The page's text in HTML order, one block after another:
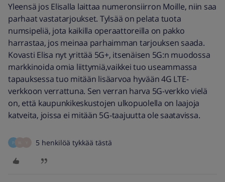
Yleensä jos Elisalla laittaa numeronsiirron Moille, niin saa
parhaat vastatarjoukset. Tylsää on pelata tuota
numsipeliä, jota kaikilla operaattoreilla on pakko
harrastaa, jos meinaa parhaimman tarjouksen saada.
Kovasti Elisa nyt yrittää 5G+, itsenäisen 5G:n muodossa
markkinoida omia liittymiä,vaikkei tuo useammassa
tapauksessa tuo mitään lisäarvoa hyvään 4G LTE-
verkkoon verrattuna. Sen verran harva 5G-verkko vielä
on, että kaupunkikeskustojen ulkopuolella on laajoja
katveita, joissa ei mitään 5G-taajuutta ole saatavissa.
P 5 henkilöä tykkää tästä